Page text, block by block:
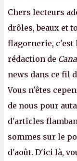
Chers lecteurs
drôles, beaux et
flagornerie, c'est
rédaction de
news dans ce fil
Vous n'êtes
de nous pour
d'articles
sommes sur le
d'août. D'ici là,